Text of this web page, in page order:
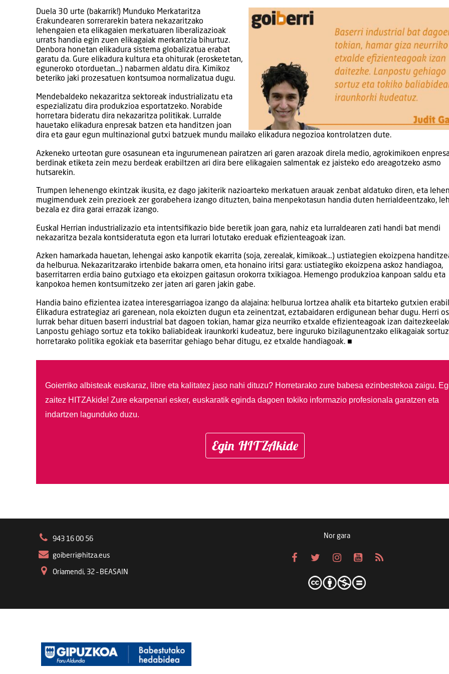
Duela 30 urte (bakarrik!) Munduko Merkataritza
Erakundearen sorrerarekin batera nekazaritzako
lehengaien eta elikagaien merkatuaren liberalizazioak
urrats handia egin zuen elikagaiak merkantzia bihurtuz.
Denbora honetan elikadura sistema globalizatua erabat
garatu da. Gure elikadura kultura eta ohiturak (erosketetan,
eguneroko otorduetan…) nabarmen aldatu dira. Kimikoz
beteriko jaki prozesatuen kontsumoa normalizatua dugu.
Mendebaldeko nekazaritza sektoreak industrializatu eta
espezializatu dira produkzioa esportatzeko. Norabide
horretara bideratu dira nekazaritza politikak. Lurralde
hauetako elikadura enpresak batzen eta handitzen joan
dira eta gaur egun multinazional gutxi batzuek mundu mailako elikadura negozioa kontrolatzen dute.
Azkeneko urteotan gure osasunean eta ingurumenean pairatzen ari garen arazoak direla medio, agrokimikoen
berdinak etiketa zein mezu berdeak erabiltzen ari dira bere elikagaien salmentak ez jaisteko edo areagotzeko asmo
hutsarekin.
Trumpen lehenengo ekintzak ikusita, ez dago jakiterik nazioarteko merkatuen arauak zenbat aldatuko diren, eta
mugimenduek zein prezioek zer gorabehera izango dituzten, baina menpekotasun handia duten herrialdeentzako,
bezala ez dira garai errazak izango.
Euskal Herrian industrializazio eta intentsifikazio bide beretik joan gara, nahiz eta lurraldearen zati handi bat mendi
nekazaritza bezala kontsideratuta egon eta lurrari lotutako ereduak efizienteagoak izan.
Azken hamarkada hauetan, lehengai asko kanpotik ekarrita (soja, zerealak, kimikoak…) ustiategien ekoizpena
da helburua. Nekazaritzarako irtenbide bakarra omen, eta honaino iritsi gara: ustiategiko ekoizpena askoz handiagoa,
baserritarren erdia baino gutxiago eta ekoizpen gaitasun orokorra txikiagoa. Hemengo produkzioa kanpoan saldu eta
kanpokoa hemen kontsumitzeko zer jaten ari garen jakin gabe.
Handia baino efizientea izatea interesgarriagoa izango da alajaina: helburua lortzea ahalik eta bitarteko gutxien
Elikadura estrategiaz ari garenean, nola ekoizten dugun eta zeinentzat, eztabaidaren erdigunean behar dugu. Herri
lurrak behar dituen baserri industrial bat dagoen tokian, hamar giza neurriko etxalde efizienteagoak izan
Lanpostu gehiago sortuz eta tokiko baliabideak iraunkorki kudeatuz, bere inguruko bizilagunentzako elikagaiak
horretarako politika egokiak eta baserritar gehiago behar ditugu, ez etxalde handiagoak. ■
Goierriko albisteak euskaraz, libre eta kalitatez jaso nahi dituzu? Horretarako zure babesa ezinbestekoa zaigu.
zaitez HITZAkide! Zure ekarpenari esker, euskaratik eginda dagoen tokiko informazio profesionala garatzen eta
indartzen lagunduko duzu.
Egin HITZAkide
943 16 00 56
goiberri@hitza.eus
Oriamendi, 32 – BEASAIN
Nor gara